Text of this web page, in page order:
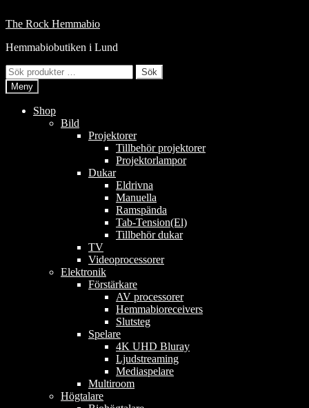
till
Hoppa
navigering
Hoppa
innehåll
The Rock Hemmabio
Hemmabiobutiken i Lund
Sök
efter:
Sök
Meny
Shop
Bild
Projektorer
Tillbehör projektorer
Projektorlampor
Dukar
Eldrivna
Manuella
Ramspända
Tab-Tension(El)
Tillbehör dukar
TV
Videoprocessorer
Elektronik
Förstärkare
AV processorer
Hemmabioreceivers
Slutsteg
Spelare
4K UHD Bluray
Ljudstreaming
Mediaspelare
Multiroom
Högtalare